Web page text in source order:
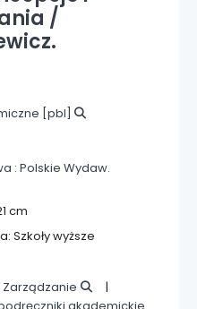
/
[pbl]
: Polskie Wydaw.
cm
Szkoły wyższe
Zarządzanie